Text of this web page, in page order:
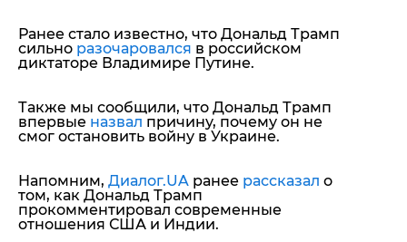
Ранее стало известно, что Дональд Трамп
сильно разочаровался в российском
диктаторе Владимире Путине.
Также мы сообщили, что Дональд Трамп
впервые назвал причину, почему он не
смог остановить войну в Украине.
Напомним, Диалог.UA ранее рассказал о
том, как Дональд Трамп
прокомментировал современные
отношения США и Индии.